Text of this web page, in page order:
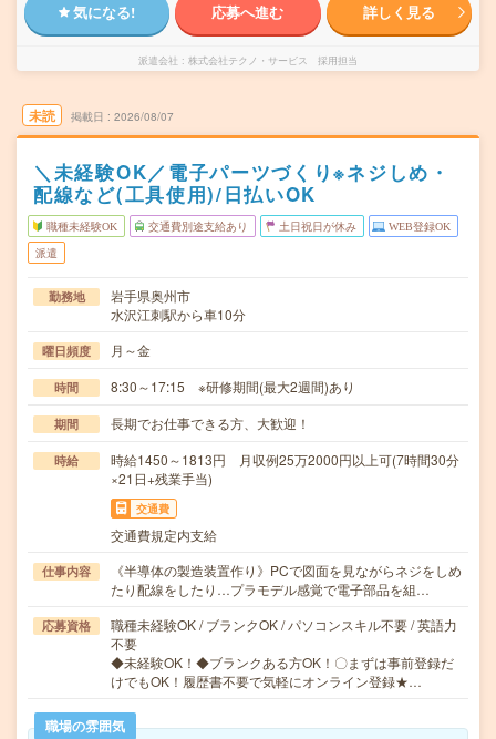
気になる! 応募へ進む 詳しく見る
派遣会社 株式会社テクノ・サービス 採用担当
未読 掲載日 2026/08/07
＼未経験OK／電子パーツづくり※ネジしめ・
配線など(工具使用)/日払いOK
職種未経験OK 交通費別途支給あり 土日祝日が休み WEB登録OK
派遣
勤務地
岩手県奥州市
水沢江刺駅から車10分
曜日頻度 月～金
時間 8:30～17:15 ※研修期間(最大2週間)あり
期間 長期でお仕事できる方、大歓迎！
時給
時給1450～1813円 月収例25万2000円以上可(7時間30分
×21日+残業手当)
交通費
交通費規定内支給
仕事内容
《半導体の製造装置作り》PCで図面を見ながらネジをしめ
たり配線をしたり…プラモデル感覚で電子部品を組…
応募資格
職種未経験OK / ブランクOK / パソコンスキル不要 / 英語力
不要
◆未経験OK！◆ブランクある方OK！〇まずは事前登録だ
けでもOK！履歴書不要で気軽にオンライン登録★…
職場の雰囲気